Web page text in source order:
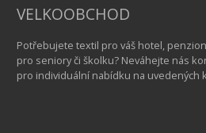
VELKOOBCHOD
Potřebujete textil pro váš hotel,
pro seniory či školku? Neváhejte nás
pro individuální nabídku na uvedených